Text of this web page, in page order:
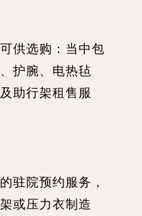
供选购：当中包
护腕、电热毡
助行架租售服
驻院预约服务，
或压力衣制造